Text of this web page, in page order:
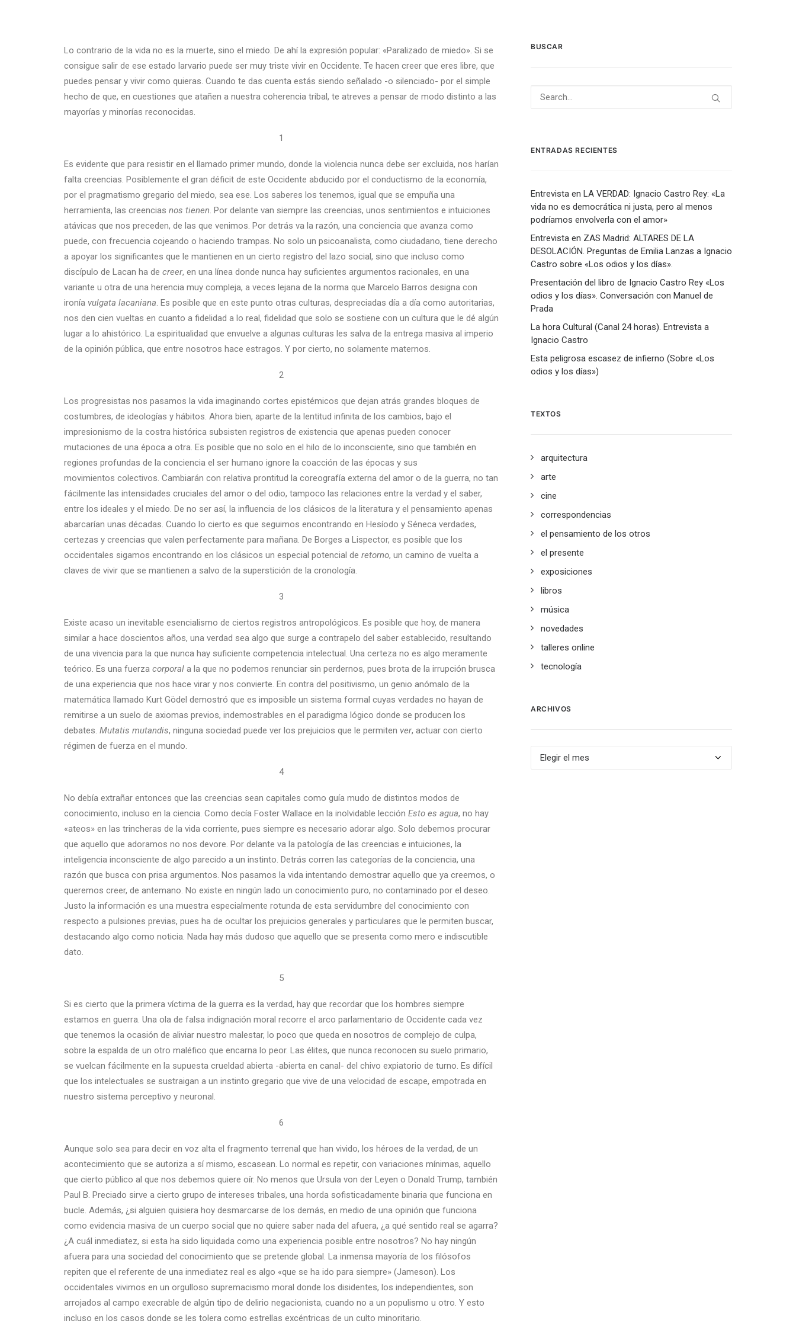
Lo contrario de la vida no es la muerte, sino el miedo. De ahí la expresión popular: «Paralizado de miedo». Si se
consigue salir de ese estado larvario puede ser muy triste vivir en Occidente. Te hacen creer que eres libre, que
puedes pensar y vivir como quieras. Cuando te das cuenta estás siendo señalado -o silenciado- por el simple
hecho de que, en cuestiones que atañen a nuestra coherencia tribal, te atreves a pensar de modo distinto a las
mayorías y minorías reconocidas.
1
Es evidente que para resistir en el llamado primer mundo, donde la violencia nunca debe ser excluida, nos harían
falta creencias. Posiblemente el gran déficit de este Occidente abducido por el conductismo de la economía,
por el pragmatismo gregario del miedo, sea ese. Los saberes los tenemos, igual que se empuña una
herramienta, las creencias nos tienen. Por delante van siempre las creencias, unos sentimientos e intuiciones
atávicas que nos preceden, de las que venimos. Por detrás va la razón, una conciencia que avanza como
puede, con frecuencia cojeando o haciendo trampas. No solo un psicoanalista, como ciudadano, tiene derecho
a apoyar los significantes que le mantienen en un cierto registro del lazo social, sino que incluso como
discípulo de Lacan ha de creer, en una línea donde nunca hay suficientes argumentos racionales, en una
variante u otra de una herencia muy compleja, a veces lejana de la norma que Marcelo Barros designa con
ironía vulgata lacaniana. Es posible que en este punto otras culturas, despreciadas día a día como autoritarias,
nos den cien vueltas en cuanto a fidelidad a lo real, fidelidad que solo se sostiene con un cultura que le dé algún
lugar a lo ahistórico. La espiritualidad que envuelve a algunas culturas les salva de la entrega masiva al imperio
de la opinión pública, que entre nosotros hace estragos. Y por cierto, no solamente maternos.
2
Los progresistas nos pasamos la vida imaginando cortes epistémicos que dejan atrás grandes bloques de
costumbres, de ideologías y hábitos. Ahora bien, aparte de la lentitud infinita de los cambios, bajo el
impresionismo de la costra histórica subsisten registros de existencia que apenas pueden conocer
mutaciones de una época a otra. Es posible que no solo en el hilo de lo inconsciente, sino que también en
regiones profundas de la conciencia el ser humano ignore la coacción de las épocas y sus
movimientos colectivos. Cambiarán con relativa prontitud la coreografía externa del amor o de la guerra, no tan
fácilmente las intensidades cruciales del amor o del odio, tampoco las relaciones entre la verdad y el saber,
entre los ideales y el miedo. De no ser así, la influencia de los clásicos de la literatura y el pensamiento apenas
abarcarían unas décadas. Cuando lo cierto es que seguimos encontrando en Hesíodo y Séneca verdades,
certezas y creencias que valen perfectamente para mañana. De Borges a Lispector, es posible que los
occidentales sigamos encontrando en los clásicos un especial potencial de retorno, un camino de vuelta a
claves de vivir que se mantienen a salvo de la superstición de la cronología.
3
Existe acaso un inevitable esencialismo de ciertos registros antropológicos. Es posible que hoy, de manera
similar a hace doscientos años, una verdad sea algo que surge a contrapelo del saber establecido, resultando
de una vivencia para la que nunca hay suficiente competencia intelectual. Una certeza no es algo meramente
teórico. Es una fuerza corporal a la que no podemos renunciar sin perdernos, pues brota de la irrupción brusca
de una experiencia que nos hace virar y nos convierte. En contra del positivismo, un genio anómalo de la
matemática llamado Kurt Gödel demostró que es imposible un sistema formal cuyas verdades no hayan de
remitirse a un suelo de axiomas previos, indemostrables en el paradigma lógico donde se producen los
debates. Mutatis mutandis, ninguna sociedad puede ver los prejuicios que le permiten ver, actuar con cierto
régimen de fuerza en el mundo.
4
No debía extrañar entonces que las creencias sean capitales como guía mudo de distintos modos de
conocimiento, incluso en la ciencia. Como decía Foster Wallace en la inolvidable lección Esto es agua, no hay
«ateos» en las trincheras de la vida corriente, pues siempre es necesario adorar algo. Solo debemos procurar
que aquello que adoramos no nos devore. Por delante va la patología de las creencias e intuiciones, la
inteligencia inconsciente de algo parecido a un instinto. Detrás corren las categorías de la conciencia, una
razón que busca con prisa argumentos. Nos pasamos la vida intentando demostrar aquello que ya creemos, o
queremos creer, de antemano. No existe en ningún lado un conocimiento puro, no contaminado por el deseo.
Justo la información es una muestra especialmente rotunda de esta servidumbre del conocimiento con
respecto a pulsiones previas, pues ha de ocultar los prejuicios generales y particulares que le permiten buscar,
destacando algo como noticia. Nada hay más dudoso que aquello que se presenta como mero e indiscutible
dato.
5
Si es cierto que la primera víctima de la guerra es la verdad, hay que recordar que los hombres siempre
estamos en guerra. Una ola de falsa indignación moral recorre el arco parlamentario de Occidente cada vez
que tenemos la ocasión de aliviar nuestro malestar, lo poco que queda en nosotros de complejo de culpa,
sobre la espalda de un otro maléfico que encarna lo peor. Las élites, que nunca reconocen su suelo primario,
se vuelcan fácilmente en la supuesta crueldad abierta -abierta en canal- del chivo expiatorio de turno. Es difícil
que los intelectuales se sustraigan a un instinto gregario que vive de una velocidad de escape, empotrada en
nuestro sistema perceptivo y neuronal.
6
Aunque solo sea para decir en voz alta el fragmento terrenal que han vivido, los héroes de la verdad, de un
acontecimiento que se autoriza a sí mismo, escasean. Lo normal es repetir, con variaciones mínimas, aquello
que cierto público al que nos debemos quiere oír. No menos que Ursula von der Leyen o Donald Trump, también
Paul B. Preciado sirve a cierto grupo de intereses tribales, una horda sofisticadamente binaria que funciona en
bucle. Además, ¿si alguien quisiera hoy desmarcarse de los demás, en medio de una opinión que funciona
como evidencia masiva de un cuerpo social que no quiere saber nada del afuera, ¿a qué sentido real se agarra?
¿A cuál inmediatez, si esta ha sido liquidada como una experiencia posible entre nosotros? No hay ningún
afuera para una sociedad del conocimiento que se pretende global. La inmensa mayoría de los filósofos
repiten que el referente de una inmediatez real es algo «que se ha ido para siempre» (Jameson). Los
occidentales vivimos en un orgulloso supremacismo moral donde los disidentes, los independientes, son
arrojados al campo execrable de algún tipo de delirio negacionista, cuando no a un populismo u otro. Y esto
incluso en los casos donde se les tolera como estrellas excéntricas de un culto minoritario.
BUSCAR
ENTRADAS RECIENTES
Entrevista en LA VERDAD: Ignacio Castro Rey: «La
vida no es democrática ni justa, pero al menos
podríamos envolverla con el amor»
Entrevista en ZAS Madrid: ALTARES DE LA
DESOLACIÓN. Preguntas de Emilia Lanzas a Ignacio
Castro sobre «Los odios y los días».
Presentación del libro de Ignacio Castro Rey «Los
odios y los días». Conversación con Manuel de
Prada
La hora Cultural (Canal 24 horas). Entrevista a
Ignacio Castro
Esta peligrosa escasez de infierno (Sobre «Los
odios y los días»)
TEXTOS
arquitectura
arte
cine
correspondencias
el pensamiento de los otros
el presente
exposiciones
libros
música
novedades
talleres online
tecnología
ARCHIVOS
Archivos